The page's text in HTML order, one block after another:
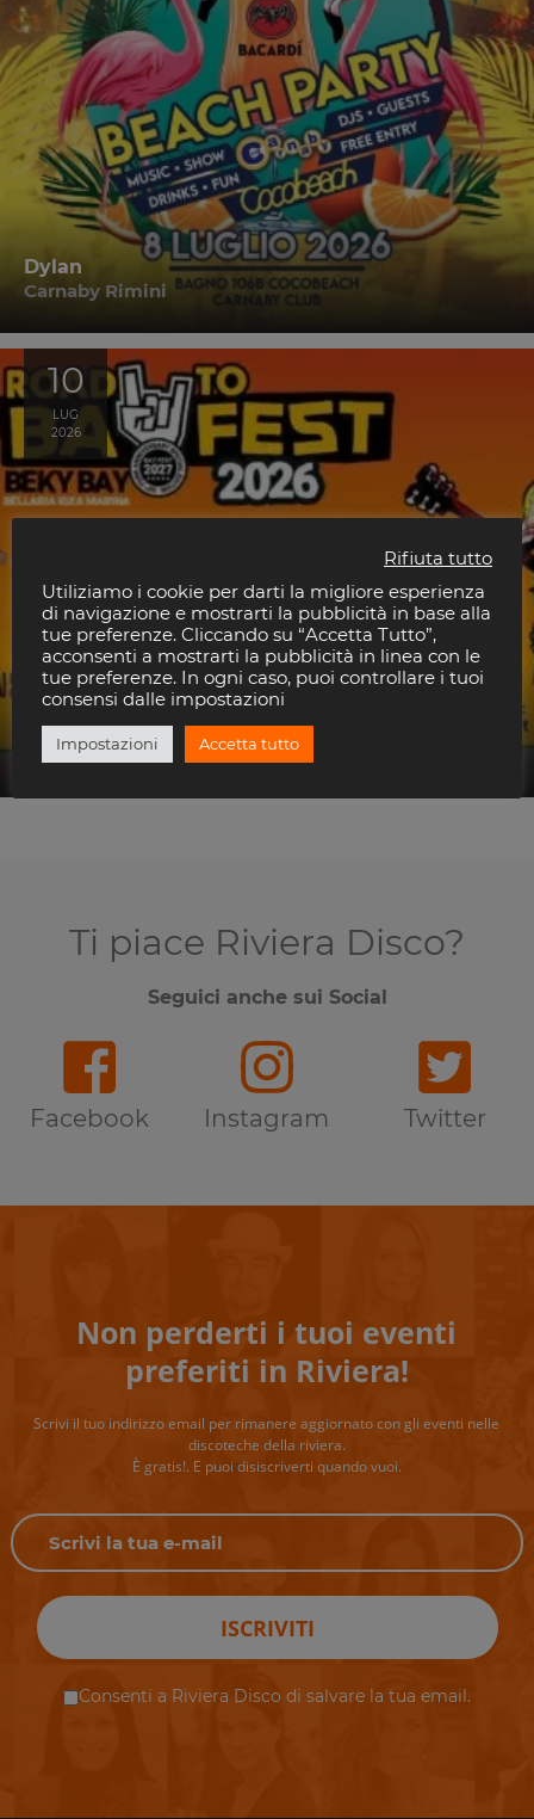
Dylan
Carnaby Rimini
10
LUG
2026
Strung Out
Beky Bay
Ti piace Riviera Disco?
Seguici anche sui Social
Facebook Instagram Twitter
Non perderti i tuoi eventi
preferiti in Riviera!
Scrivi il tuo indirizzo email per rimanere aggiornato con gli eventi nelle
discoteche della riviera.
È gratis!. E puoi disiscriverti quando vuoi.
ISCRIVITI
Consenti a Riviera Disco di salvare la tua email.
Rifiuta tutto
Utiliziamo i cookie per darti la migliore esperienza
di navigazione e mostrarti la pubblicità in base alla
tue preferenze. Cliccando su “Accetta Tutto”,
acconsenti a mostrarti la pubblicità in linea con le
tue preferenze. In ogni caso, puoi controllare i tuoi
consensi dalle impostazioni
Impostazioni Accetta tutto